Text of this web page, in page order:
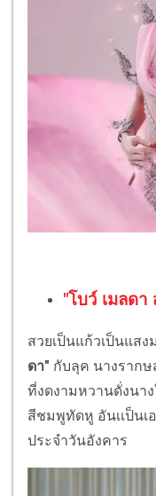
"โบว์ เมลดา
สวยเป็นแก้วเป็นแสง
ดา" กับลุค นางรากษ
ที่งดงามหวานดั่งนา
สีชมพูทัดหู อันเเป็น
ประจำวันอังคาร